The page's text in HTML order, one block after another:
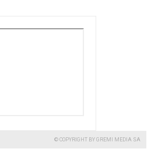
© COPYRIGHT BY GREMI MEDIA SA